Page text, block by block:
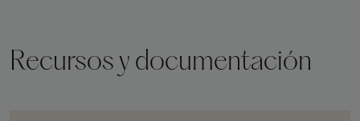
Recursos y documentación